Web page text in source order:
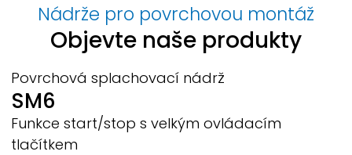
Nádrže pro povrchovou montáž
Objevte naše produkty
Povrchová splachovací nádrž
SM6
Funkce start/stop s velkým ovládacím
tlačítkem